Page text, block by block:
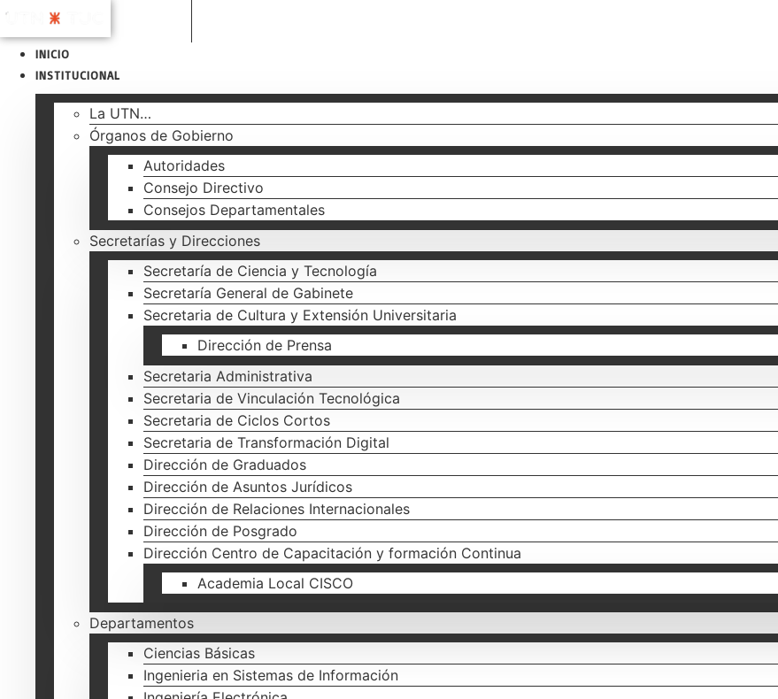
Ir
contenido
INICIO
INSTITUCIONAL
La UTN…
Órganos de Gobierno
Autoridades
Consejo Directivo
Consejos Departamentales
Secretarías y Direcciones
Secretaría de Ciencia y Tecnología
Secretaría General de Gabinete
Secretaria de Cultura y Extensión Universitaria
Dirección de Prensa
Secretaria Administrativa
Secretaria de Vinculación Tecnológica
Secretaria de Ciclos Cortos
Secretaria de Transformación Digital
Dirección de Graduados
Dirección de Asuntos Jurídicos
Dirección de Relaciones Internacionales
Dirección de Posgrado
Dirección Centro de Capacitación y formación Continua
Academia Local CISCO
Departamentos
Ciencias Básicas
Ingenieria en Sistemas de Información